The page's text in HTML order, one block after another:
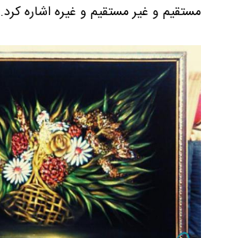
مستقیم و غیر مستقیم و غیره اشاره کرد.